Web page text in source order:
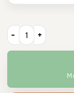
Chum Rượu Gốm